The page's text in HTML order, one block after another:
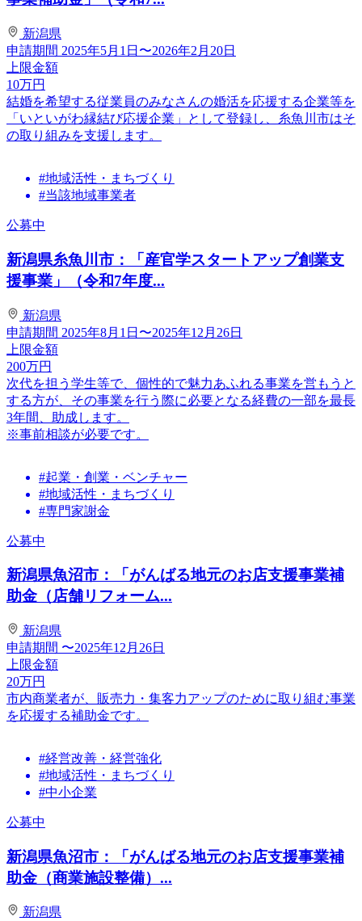
新潟県
申請期間 2025年5月1日〜2026年2月20日
上限金額
10万円
結婚を希望する従業員のみなさんの婚活を応援する企業等を
「いといがわ縁結び応援企業」として登録し、糸魚川市はそ
の取り組みを支援します。
#地域活性・まちづくり
#当該地域事業者
公募中
新潟県糸魚川市：「産官学スタートアップ創業支
援事業」（令和7年度...
新潟県
申請期間 2025年8月1日〜2025年12月26日
上限金額
200万円
次代を担う学生等で、個性的で魅力あふれる事業を営もうと
する方が、その事業を行う際に必要となる経費の一部を最長
3年間、助成します。
※事前相談が必要です。
#起業・創業・ベンチャー
#地域活性・まちづくり
#専門家謝金
公募中
新潟県魚沼市：「がんばる地元のお店支援事業補
助金（店舗リフォーム...
新潟県
申請期間 〜2025年12月26日
上限金額
20万円
市内商業者が、販売力・集客力アップのために取り組む事業
を応援する補助金です。
#経営改善・経営強化
#地域活性・まちづくり
#中小企業
公募中
新潟県魚沼市：「がんばる地元のお店支援事業補
助金（商業施設整備）...
新潟県